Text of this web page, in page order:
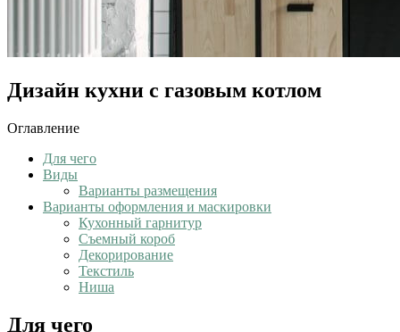
Дизайн кухни с газовым котлом
Оглавление
Для чего
Виды
Варианты размещения
Варианты оформления и маскировки
Кухонный гарнитур
Съемный короб
Декорирование
Текстиль
Ниша
Для чего